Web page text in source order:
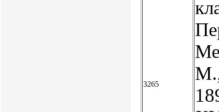
3265